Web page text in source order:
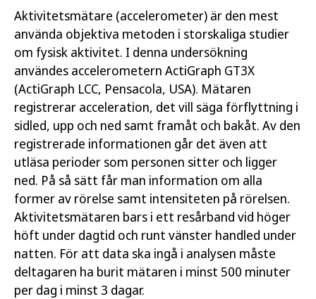
Aktivitetsmätare (accelerometer) är den mest
använda objektiva metoden i storskaliga studier
om fysisk aktivitet. I denna undersökning
användes accelerometern ActiGraph GT3X
(ActiGraph LCC, Pensacola, USA). Mätaren
registrerar acceleration, det vill säga förflyttning i
sidled, upp och ned samt framåt och bakåt. Av den
registrerade informationen går det även att
utläsa perioder som personen sitter och ligger
ned. På så sätt får man information om alla
former av rörelse samt intensiteten på rörelsen.
Aktivitetsmätaren bars i ett resårband vid höger
höft under dagtid och runt vänster handled under
natten. För att data ska ingå i analysen måste
deltagaren ha burit mätaren i minst 500 minuter
per dag i minst 3 dagar.